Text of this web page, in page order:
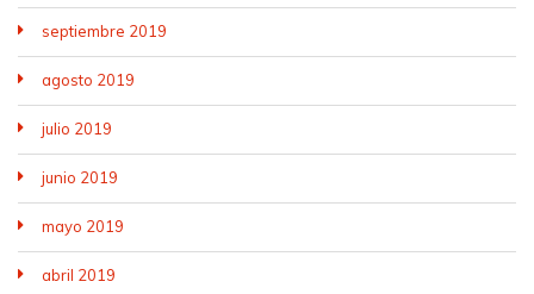
septiembre 2019
agosto 2019
julio 2019
junio 2019
mayo 2019
abril 2019